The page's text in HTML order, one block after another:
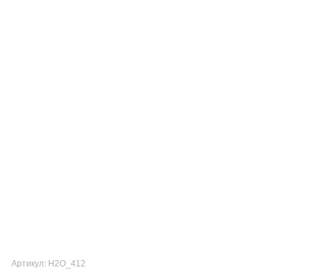
Артикул: H2О_412